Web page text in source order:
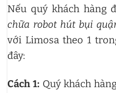
Nếu quý khách hàng
chữa robot hút bụi
với Limosa theo 1
đây:
Cách 1: Quý khách